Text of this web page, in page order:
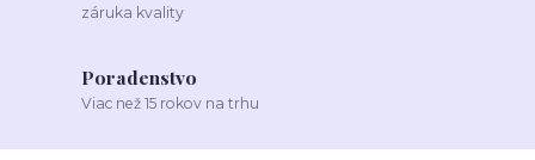
záruka kvality
Poradenstvo
Viac než 15 rokov na trhu